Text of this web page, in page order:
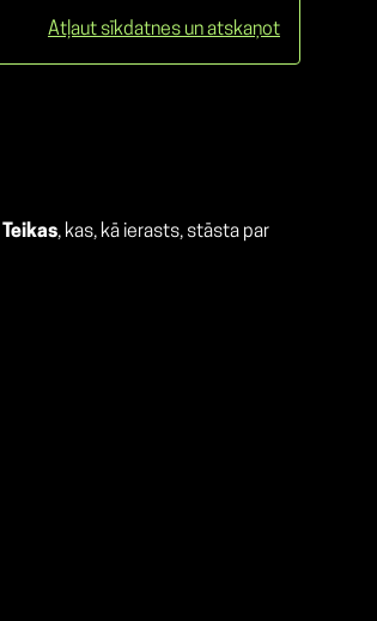
Atļaut sīkdatnes un atskaņot
Teikas, kas, kā ierasts, stāsta par